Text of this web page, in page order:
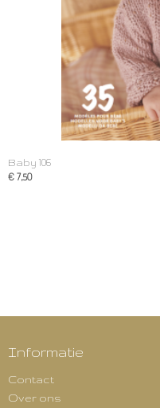
Baby 106
€ 7,50
Informatie
Contact
Over ons